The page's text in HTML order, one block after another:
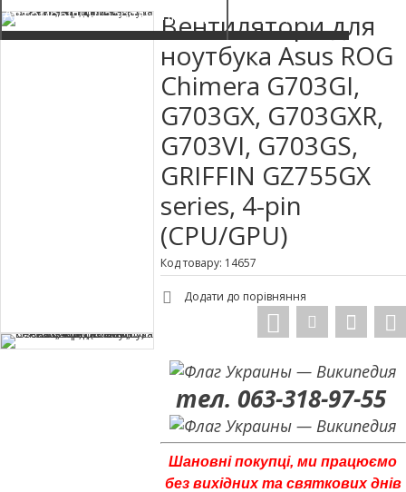
Автомобільні зарядні пристроїВентилятори для
ноутбука Asus ROG
Chimera G703GI,
G703GX, G703GXR,
G703VI, G703GS,
GRIFFIN GZ755GX
series, 4-pin
(CPU/GPU)
Код товару: 14657
Додати до порівняння
тел. 063-318-97-55
Шановні покупці, ми працюємо
без вихідних та святкових днів